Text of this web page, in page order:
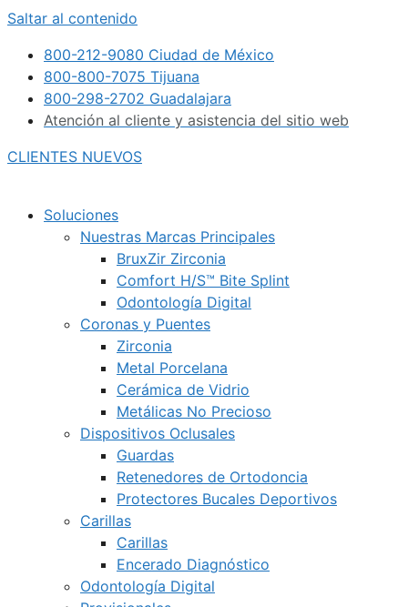
Saltar al contenido
800-212-9080 Ciudad de México
800-800-7075 Tijuana
800-298-2702 Guadalajara
Atención al cliente y asistencia del sitio web
CLIENTES NUEVOS
Soluciones
Nuestras Marcas Principales
BruxZir Zirconia
Comfort H/S™ Bite Splint
Odontología Digital
Coronas y Puentes
Zirconia
Metal Porcelana
Cerámica de Vidrio
Metálicas No Precioso
Dispositivos Oclusales
Guardas
Retenedores de Ortodoncia
Protectores Bucales Deportivos
Carillas
Carillas
Encerado Diagnóstico
Odontología Digital